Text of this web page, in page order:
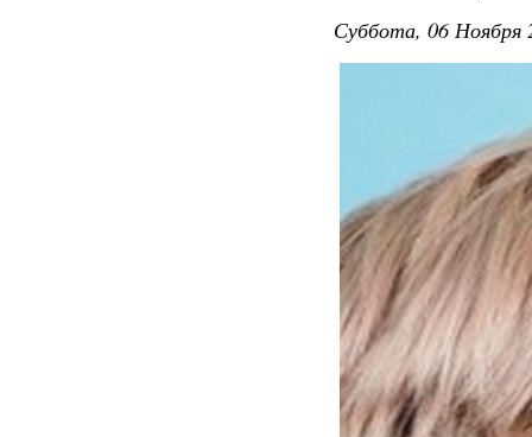
Суббота, 06 Ноября